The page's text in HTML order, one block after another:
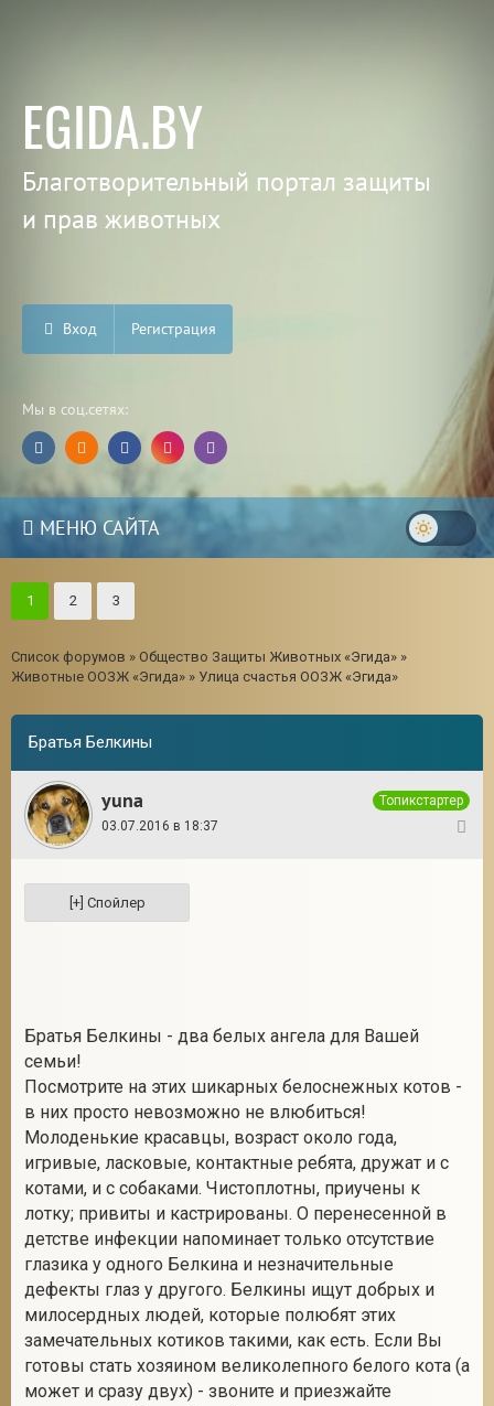
EGIDA.BY
Благотворительный портал защиты
и прав животных
Вход Регистрация
Мы в соц.сетях:
МЕНЮ САЙТА
1 2 3
Список форумов » Общество Защиты Животных «Эгида» »
Животные ООЗЖ «Эгида» » Улица счастья ООЗЖ «Эгида»
Братья Белкины
yuna
Топикстартер
03.07.2016 в 18:37
Братья Белкины - два белых ангела для Вашей
семьи!
Посмотрите на этих шикарных белоснежных котов -
в них просто невозможно не влюбиться!
Молоденькие красавцы, возраст около года,
игривые, ласковые, контактные ребята, дружат и с
котами, и с собаками. Чистоплотны, приучены к
лотку; привиты и кастрированы. О перенесенной в
детстве инфекции напоминает только отсутствие
глазика у одного Белкина и незначительные
дефекты глаз у другого. Белкины ищут добрых и
милосердных людей, которые полюбят этих
замечательных котиков такими, как есть. Если Вы
готовы стать хозяином великолепного белого кота (а
может и сразу двух) - звоните и приезжайте